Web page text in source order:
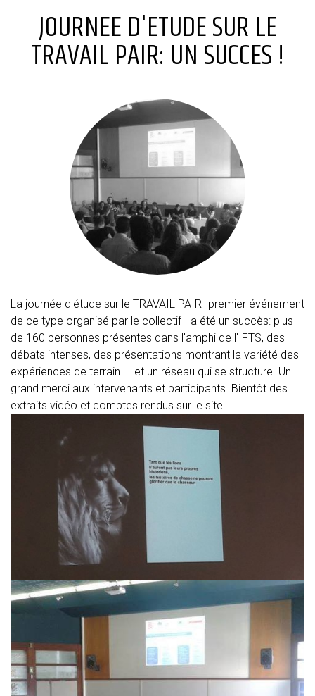
JOURNEE D'ETUDE SUR LE
TRAVAIL PAIR: UN SUCCES !
La journée d'étude sur le TRAVAIL PAIR -premier événement
de ce type organisé par le collectif - a été un succès: plus
de 160 personnes présentes dans l'amphi de l'IFTS, des
débats intenses, des présentations montrant la variété des
expériences de terrain.... et un réseau qui se structure. Un
grand merci aux intervenants et participants. Bientôt des
extraits vidéo et comptes rendus sur le site